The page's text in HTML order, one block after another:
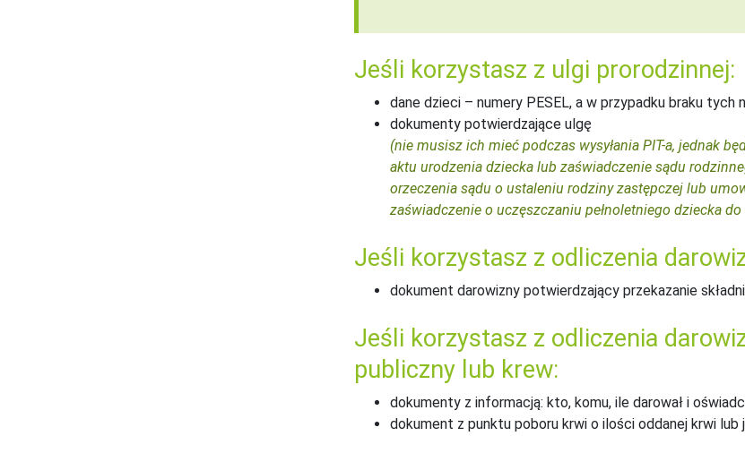
Jeśli korzystasz z ulgi prorodzinnej:
dane dzieci – numery PESEL, a w przypadku braku
dokumenty potwierdzające ulgę
(nie musisz ich mieć podczas wysyłania PIT-a, jednak
aktu urodzenia dziecka lub zaświadczenie sądu
orzeczenia sądu o ustaleniu rodziny zastępczej lub
zaświadczenie o uczęszczaniu pełnoletniego dziecka do
Jeśli korzystasz z odliczenia
dokument darowizny potwierdzający przekazanie
Jeśli korzystasz z odliczenia
publiczny lub krew:
dokumenty z informacją: kto, komu, ile darował i
dokument z punktu poboru krwi o ilości oddanej krwi lub